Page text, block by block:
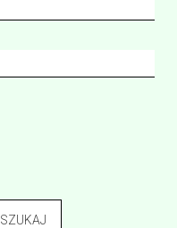
SZUKAJ